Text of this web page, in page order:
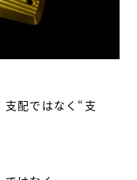
配ではなく“支